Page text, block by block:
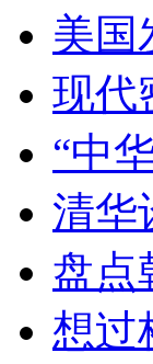
美国
现代
“中
清华
盘点
想过